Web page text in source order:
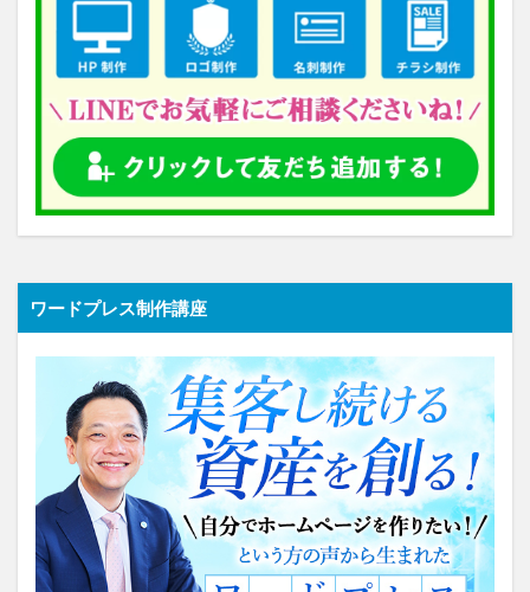
ワードプレス制作講座